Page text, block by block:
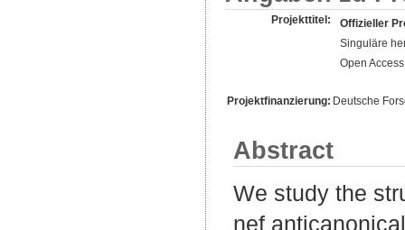
Projekttitel:
Offizieller
Singuläre
Open
Projektfinanzierung: Deutsche
Abstract
We study the
nef